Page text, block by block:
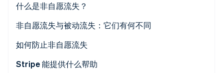
Stripe Sessions 2026
了解 Stripe 如何为 AI 构建经济基础设施。
立即观看
什么是非自愿流失？
非自愿流失与被动流失：它们有何不同
如何防止非自愿流失
优化您的支付处理流程
Stripe 能提供什么帮助